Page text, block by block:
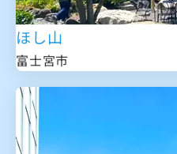
ほし山
富士宮市